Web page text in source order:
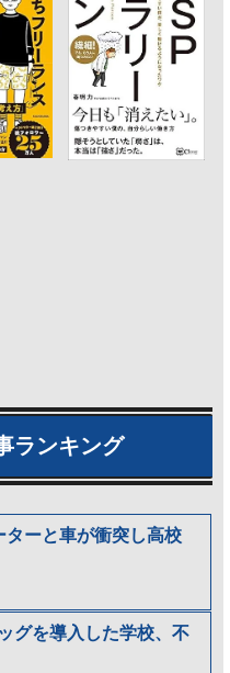
ランキング
ーと車が衝突し高校
グを導入した学校、不